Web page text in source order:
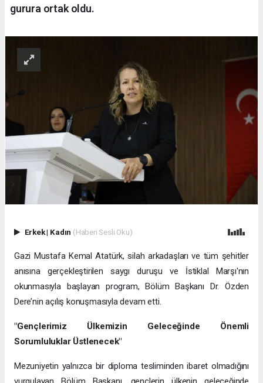
gurura ortak oldu.
Erkek| Kadın (Haberi Sesli Oku)
Gazi Mustafa Kemal Atatürk, silah arkadaşları ve tüm şehitler
anısına gerçekleştirilen saygı duruşu ve İstiklal Marşı'nın
okunmasıyla başlayan program, Bölüm Başkanı Dr. Özden
Dere’nin açılış konuşmasıyla devam etti.
"Gençlerimiz Ülkemizin Geleceğinde Önemli
Sorumluluklar Üstlenecek"
Mezuniyetin yalnızca bir diploma tesliminden ibaret olmadığını